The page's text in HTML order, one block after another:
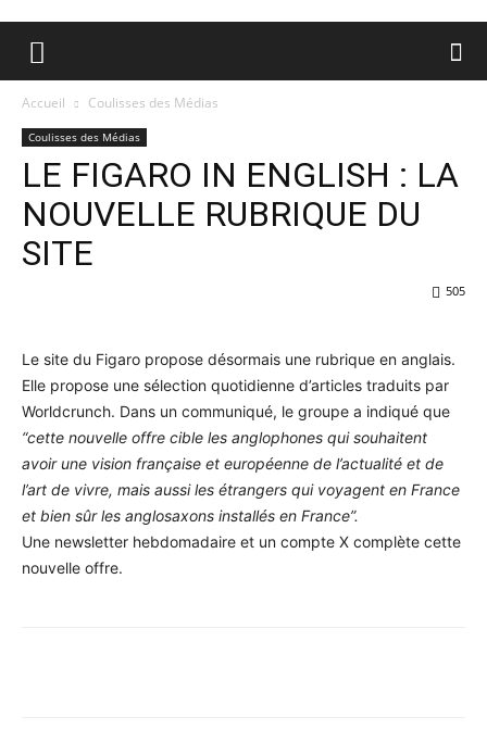
Accueil Coulisses des Médias
Coulisses des Médias
LE FIGARO IN ENGLISH : LA
NOUVELLE RUBRIQUE DU
SITE
505
Le site du Figaro propose désormais une rubrique en anglais.
Elle propose une sélection quotidienne d’articles traduits par
Worldcrunch. Dans un communiqué, le groupe a indiqué que
“cette nouvelle offre cible les anglophones qui souhaitent
avoir une vision française et européenne de l’actualité et de
l’art de vivre, mais aussi les étrangers qui voyagent en France
et bien sûr les anglosaxons installés en France”.
Une newsletter hebdomadaire et un compte X complète cette
nouvelle offre.